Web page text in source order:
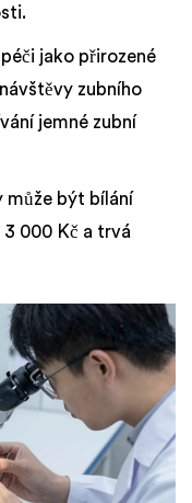
jako přirozené
zubního
jemné zubní
může být bílání
000 Kč a trvá